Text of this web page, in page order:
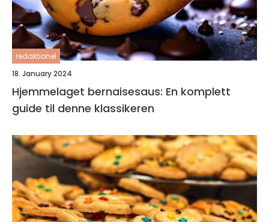
redaktionel
18. January 2024
Hjemmelaget bernaisesaus: En komplett
guide til denne klassikeren